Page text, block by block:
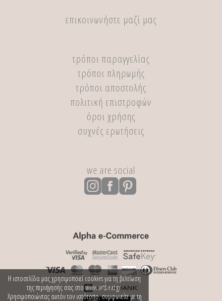
επικοινωνήστε μαζί μας
τρόποι παραγγελίας
τρόποι πληρωμής
τρόποι αποστολής
πολιτική επιστροφών
όροι χρήσης
συχνές ερωτήσεις
we are social
Η ιστοσελίδα μας χρησιμοποιεί cookies για τη βελτίωση
της περιήγησής σας στο www.artbeat.gr.
Χρησιμοποιώντας αυτόν τον ιστότοπο, συμφωνείτε με τη